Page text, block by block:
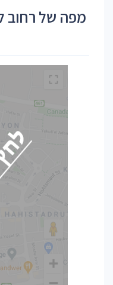
מפה של רחוב